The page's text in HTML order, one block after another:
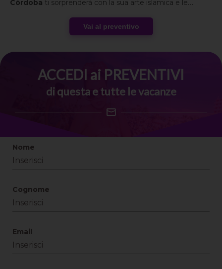
Córdoba ti sorprenderà con la sua arte islamica e le
tra tradizione, architetture monumentali e l’energia tipica
Vai al preventivo
ACCEDI ai PREVENTIVI
di questa e tutte le vacanze
Nome
Cognome
Email